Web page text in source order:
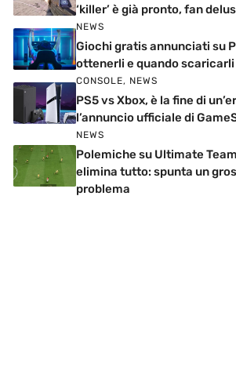
‘killer’ è già pronto, fan
NEWS
Giochi gratis annunciati su
ottenerli e quando scaricarli
CONSOLE, NEWS
PS5 vs Xbox, è la fine di
l’annuncio ufficiale di
NEWS
Polemiche su Ultimate
elimina tutto: spunta un
problema